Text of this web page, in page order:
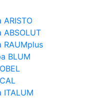
RAUMplus
BLUM